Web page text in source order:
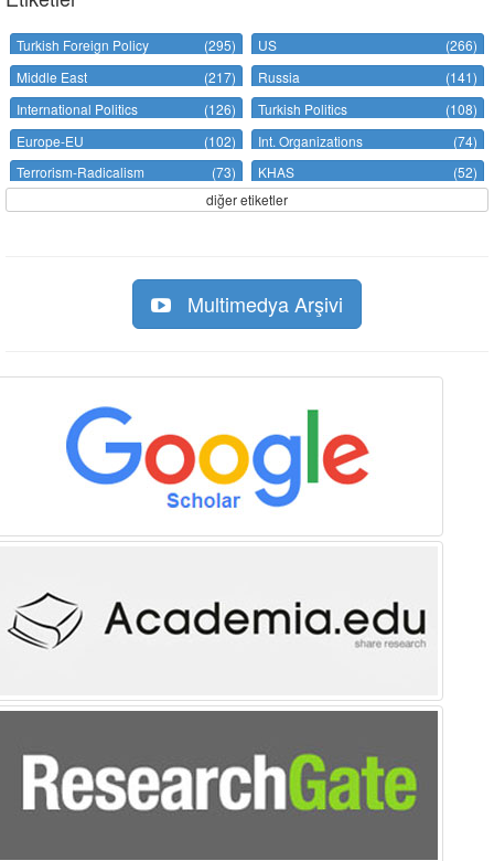
Turkish Foreign Policy (295) US
(266)
Middle East
(217) Russia
(141)
International Politics
(126) Turkish Politics
(108)
Europe-EU
(102) Int. Organizations
(74)
Terrorism-Radicalism
(73) KHAS
(52)
diğer etiketler
Multimedya Arşivi